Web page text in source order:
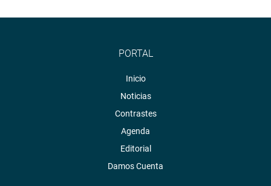
PORTAL
Inicio
Noticias
Contrastes
Agenda
Editorial
Damos Cuenta